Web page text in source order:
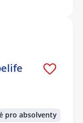
pro absolventy